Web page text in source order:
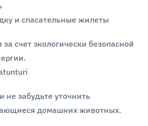
и спасательные жилеты
счет экологически безопасной
не забудьте уточнить
домашних животных.